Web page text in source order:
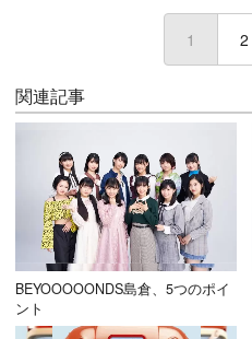
1 (current)
2
関連記事
BEYOOOOONDS島倉、5つのポイ
ント